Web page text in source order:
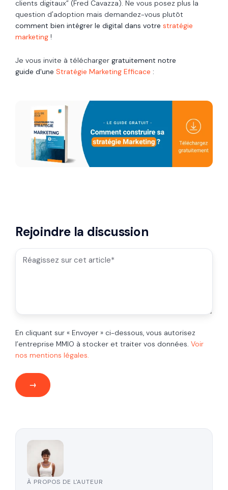
clients digitaux” (Fred Cavazza). Ne vous posez plus la
question d'adoption mais demandez-vous plutôt
comment bien intégrer le digital dans votre stratégie
marketing !
Je vous invite à télécharger gratuitement notre
guide d'une Stratégie Marketing Efficace :
Rejoindre la discussion
En cliquant sur « Envoyer » ci-dessous, vous autorisez
l’entreprise MMIO à stocker et traiter vos données. Voir
nos mentions légales.
À PROPOS DE L'AUTEUR